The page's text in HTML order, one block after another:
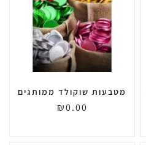
מטבעות שוקולד ממותגים
₪0.00